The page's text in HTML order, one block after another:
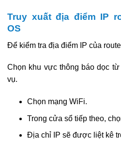
Truy xuất địa điểm IP
OS
Để kiểm tra địa điểm IP của
Chọn khu vực thông báo dọc
vụ.
Chọn mạng WiFi.
Trong cửa sổ tiếp theo,
Địa chỉ IP sẽ được liệt kê